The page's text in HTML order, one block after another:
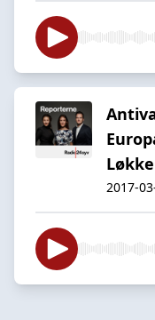
2017-